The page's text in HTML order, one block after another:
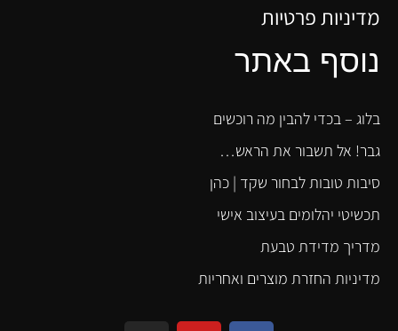
מדיניות פרטיות
נוסף באתר
בלוג – בכדי להבין מה רוכשים
גבר! אל תשבור את הראש…
סיבות טובות לבחור שקד | כהן
תכשיטי יהלומים בעיצוב אישי
מדריך מדידת טבעת
מדיניות החזרת מוצרים ואחריות